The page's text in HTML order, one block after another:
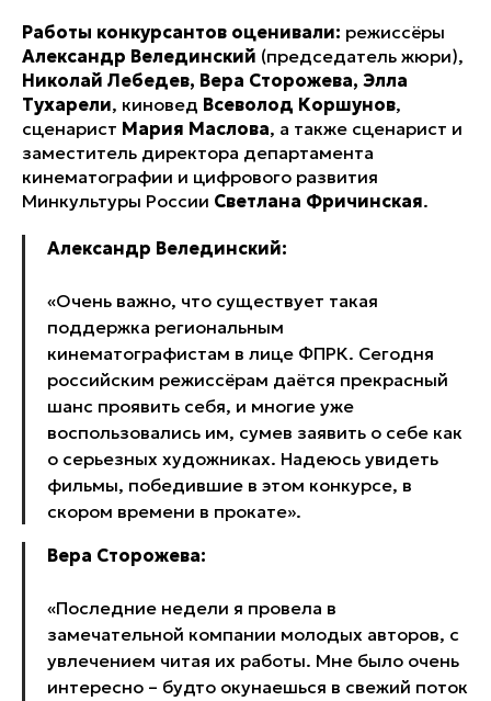
Работы конкурсантов оценивали: режиссёры
Александр Велединский (председатель жюри),
Николай Лебедев, Вера Сторожева, Элла
Тухарели, киновед Всеволод Коршунов,
сценарист Мария Маслова, а также сценарист и
заместитель директора департамента
кинематографии и цифрового развития
Минкультуры России Светлана Фричинская.
Александр Велединский:
«Очень важно, что существует такая
поддержка региональным
кинематографистам в лице ФПРК. Сегодня
российским режиссёрам даётся прекрасный
шанс проявить себя, и многие уже
воспользовались им, сумев заявить о себе как
о серьезных художниках. Надеюсь увидеть
фильмы, победившие в этом конкурсе, в
скором времени в прокате».
Вера Сторожева:
«Последние недели я провела в
замечательной компании молодых авторов, с
увлечением читая их работы. Мне было очень
интересно – будто окунаешься в свежий поток